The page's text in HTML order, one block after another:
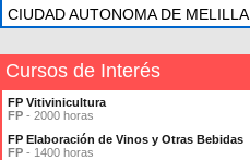
CIUDAD AUTONOMA DE MELILLA
Cursos de Interés
FP Vitivinicultura
FP - 2000 horas
FP Elaboración de Vinos y Otras Bebidas
FP - 1400 horas